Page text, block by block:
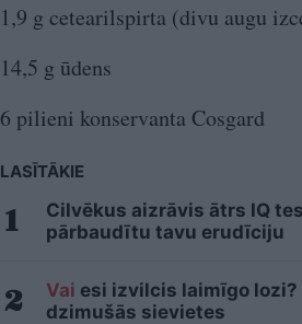
1,9 g cetearilspirta (divu augu
14,5 g ūdens
6 pilieni konservanta Cosgard
LASĪTĀKIE
Cilvēkus aizrāvis ātrs IQ
pārbaudītu tavu erudīciju
Vai esi izvilcis laimīgo
dzimušās sievietes